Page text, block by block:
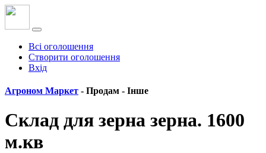
Всі оголошення
Створити оголошення
Вхід
Агроном Маркет - Продам - Інше
Склад для зерна зерна. 1600
м.кв